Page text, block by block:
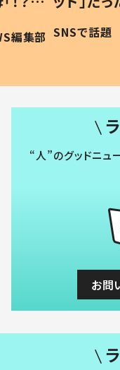
編集部
作り続
#令和の子
SNSで話題
“人”のグッドニュ
お問